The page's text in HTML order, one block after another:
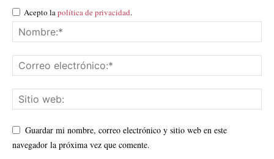
Acepto lapolítica de privacidad.
Guardar mi nombre, correo electrónico y sitio web en este
navegador la próxima vez que comente.